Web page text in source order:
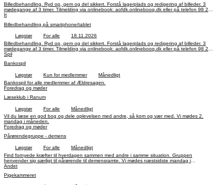
Billedbehandling. Ryd op, gem og del sikkert. Forstå lagerplads og redigering af billeder. 3
mødegange af 3 timer. Tilmelding via onlinebook: aofdk.onlinebooq.dk eller på telefon 98 28
28 98
It
Billedbehandling på smartphone/tablet
Løgstør For alle
18.11.2026
Billedbehandling. Ryd op, gem og del sikkert. Forstå lagerplads og redigering af billeder. 3
mødegange af 3 timer. Tilmelding via onlinebook: aofdk.onlinebooq.dk eller på telefon 98 28
28 98
Spil
Bankospil
Løgstør Kun for medlemmer
Månedligt
Bankospil for alle medlemmer af Ældresagen.
Foredrag og møder
Læseklub i Ranum
Løgstør For alle
Månedligt
Vil du læse en god bog og dele oplevelsen med andre, så kom og vær med. Vi mødes 2.
mandag i måneden.
Foredrag og møder
Pårørendegruppe - demens
Løgstør For alle
Månedligt
Find fornyede kræfter til hverdagen sammen med andre i samme situation. Gruppen
henvender sig særligt til pårørende til demensramte. Vi mødes næstsidste mandag i
måneden.
Andet
Pigekammeret